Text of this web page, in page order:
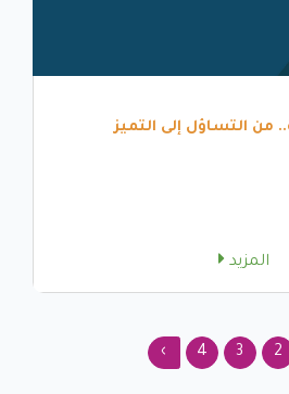
من التساؤل إلى التميز
المزيد
2
3
4
›